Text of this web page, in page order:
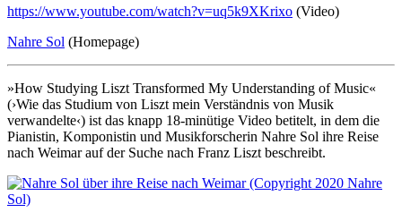
https://www.youtube.com/watch?v=uq5k9XKrixo (Video)
Nahre Sol (Homepage)
»How Studying Liszt Transformed My Understanding of Music«
(›Wie das Studium von Liszt mein Verständnis von Musik
verwandelte‹) ist das knapp 18-minütige Video betitelt, in dem die
Pianistin, Komponistin und Musikforscherin Nahre Sol ihre Reise
nach Weimar auf der Suche nach Franz Liszt beschreibt.